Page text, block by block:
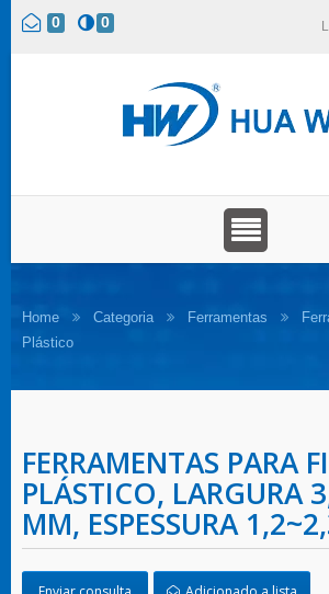
0 0
Home Categoria Ferramentas
Plástico
FERRAMENTAS PARA
PLÁSTICO, LARGURA
MM, ESPESSURA